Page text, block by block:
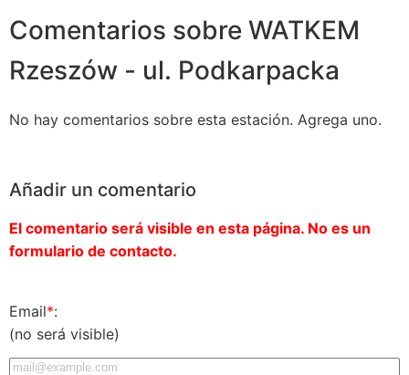
Comentarios sobre WATKEM
Rzeszów - ul. Podkarpacka
No hay comentarios sobre esta estación. Agrega uno.
Añadir un comentario
El comentario será visible en esta página. No es un
formulario de contacto.
Email*:
(no será visible)